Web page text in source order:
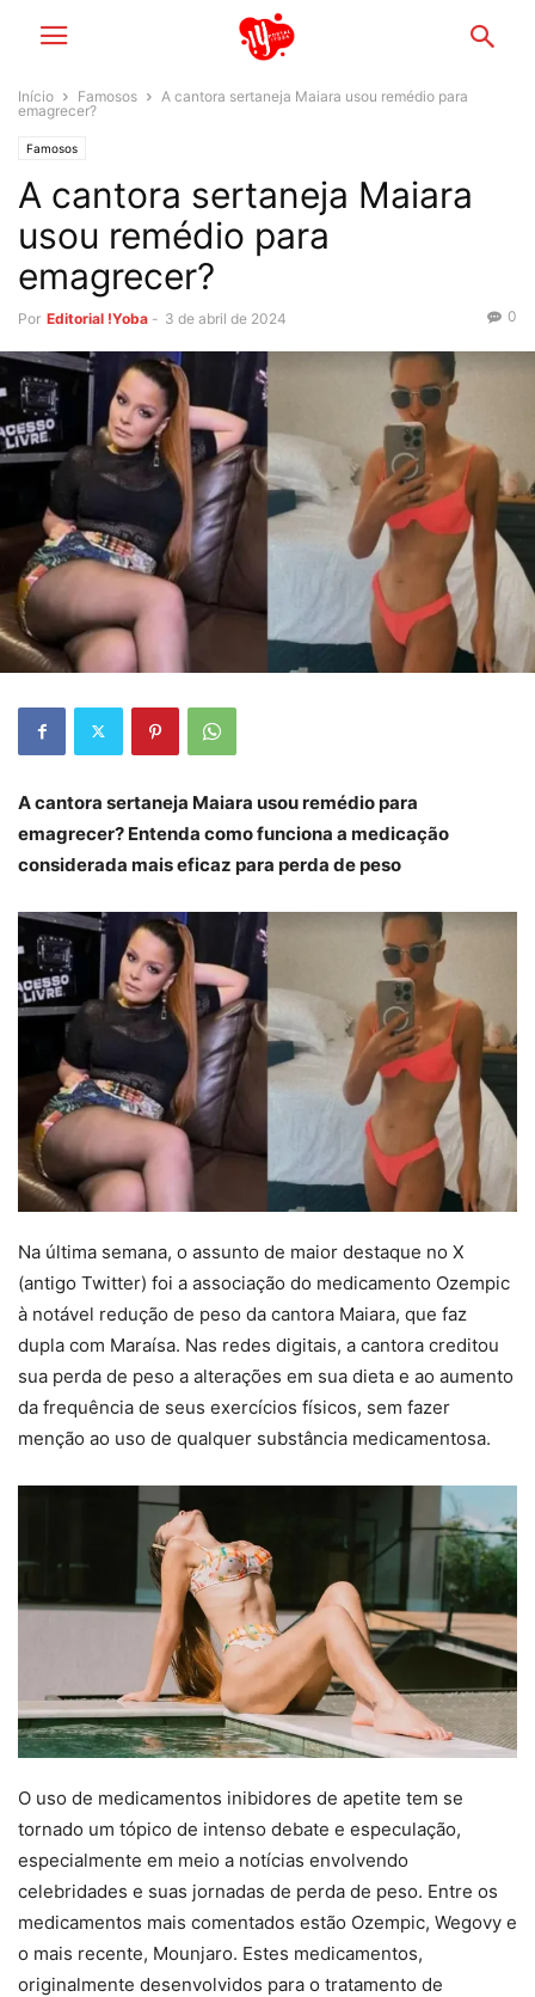
Início Famosos
A cantora sertaneja Maiara usou remédio para
emagrecer?
Famosos
A cantora sertaneja Maiara
usou remédio para
emagrecer?
Por Editorial !Yoba - 3 de abril de 2024 0
A cantora sertaneja Maiara usou remédio para
emagrecer? Entenda como funciona a medicação
considerada mais eficaz para perda de peso
Na última semana, o assunto de maior destaque no X
(antigo Twitter) foi a associação do medicamento Ozempic
à notável redução de peso da cantora Maiara, que faz
dupla com Maraísa. Nas redes digitais, a cantora creditou
sua perda de peso a alterações em sua dieta e ao aumento
da frequência de seus exercícios físicos, sem fazer
menção ao uso de qualquer substância medicamentosa.
O uso de medicamentos inibidores de apetite tem se
tornado um tópico de intenso debate e especulação,
especialmente em meio a notícias envolvendo
celebridades e suas jornadas de perda de peso. Entre os
medicamentos mais comentados estão Ozempic, Wegovy e
o mais recente, Mounjaro. Estes medicamentos,
originalmente desenvolvidos para o tratamento de